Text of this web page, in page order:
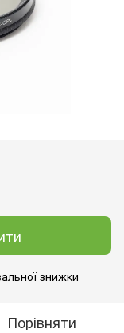
знижки
Порівняти